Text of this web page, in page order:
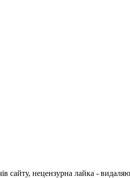
сайту, нецензурна лайка -